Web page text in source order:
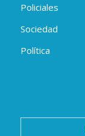
Policiales
Sociedad
Política